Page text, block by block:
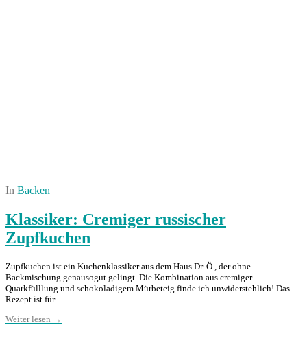
In Backen
Klassiker: Cremiger russischer
Zupfkuchen
Zupfkuchen ist ein Kuchenklassiker aus dem Haus Dr. Ö., der ohne
Backmischung genausogut gelingt. Die Kombination aus cremiger
Quarkfülllung und schokoladigem Mürbeteig finde ich unwiderstehlich! Das
Rezept ist für…
Weiter lesen →